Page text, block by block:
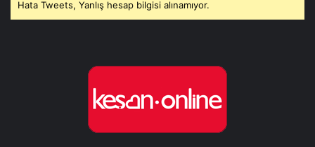
Hata Tweets, Yanlış hesap bilgisi alınamıyor.